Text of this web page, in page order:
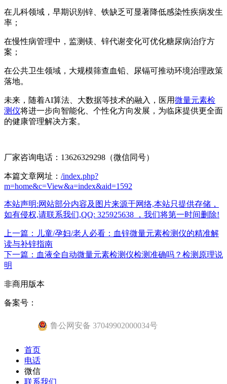
在儿科领域，早期识别锌、铁缺乏可显著降低感染性疾病发生
率；
在慢性病管理中，监测镁、锌代谢变化可优化糖尿病治疗方
案；
在公共卫生领域，大规模筛查血铅、尿镉可推动环境治理政策
落地。
未来，随着AI算法、大数据等技术的融入，医用微量元素检
测仪将进一步向智能化、个性化方向发展，为临床提供更全面
的健康管理解决方案。
厂家咨询电话：13626329298（微信同号）
本篇文章网址： /index.php?
m=home&c=View&a=index&aid=1592
本站声明:网站部分内容及图片来源于网络,本站只提供存储，
如有侵权,请联系我们,QQ: 325925638 ，我们将第一时间删除!
上一篇：儿童/孕妇/老人必看：血锌微量元素检测仪的精准解
读与补锌指南
下一篇：血液全自动微量元素检测仪检测准确吗？检测原理说
明
非商用版本
备案号：
鲁公网安备 37049902000034号
首页
电话
微信
联系我们